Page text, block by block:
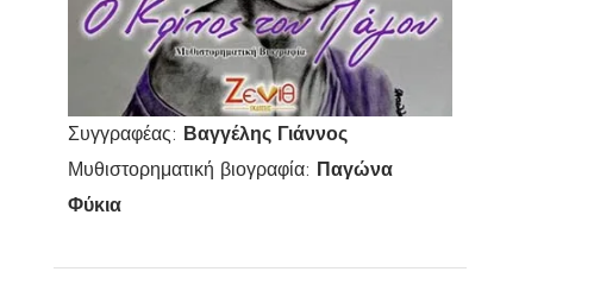
Συγγραφέας: Βαγγέλης Γιάννος
Μυθιστορηματική βιογραφία: Παγώνα
Φύκια